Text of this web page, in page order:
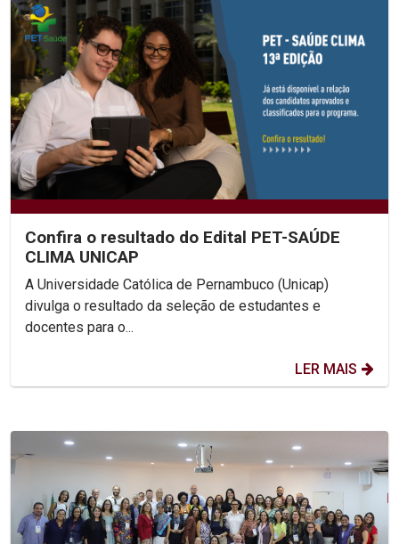
Confira o resultado do Edital PET-SAÚDE
CLIMA UNICAP
A Universidade Católica de Pernambuco (Unicap)
divulga o resultado da seleção de estudantes e
docentes para o...
LER MAIS